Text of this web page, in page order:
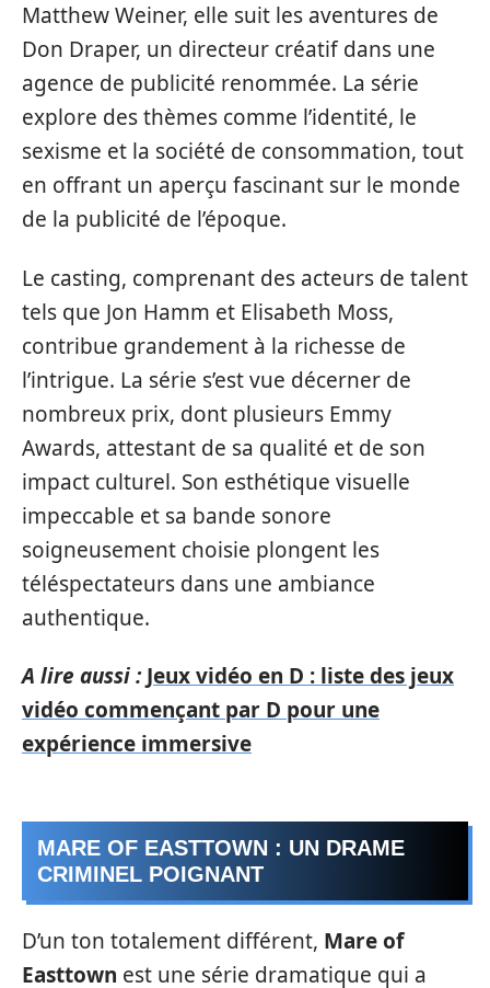
Matthew Weiner, elle suit les aventures de
Don Draper, un directeur créatif dans une
agence de publicité renommée. La série
explore des thèmes comme l’identité, le
sexisme et la société de consommation, tout
en offrant un aperçu fascinant sur le monde
de la publicité de l’époque.
Le casting, comprenant des acteurs de talent
tels que Jon Hamm et Elisabeth Moss,
contribue grandement à la richesse de
l’intrigue. La série s’est vue décerner de
nombreux prix, dont plusieurs Emmy
Awards, attestant de sa qualité et de son
impact culturel. Son esthétique visuelle
impeccable et sa bande sonore
soigneusement choisie plongent les
téléspectateurs dans une ambiance
authentique.
A lire aussi : Jeux vidéo en D : liste des jeux
vidéo commençant par D pour une
expérience immersive
MARE OF EASTTOWN : UN DRAME
CRIMINEL POIGNANT
D’un ton totalement différent, Mare of
Easttown est une série dramatique qui a